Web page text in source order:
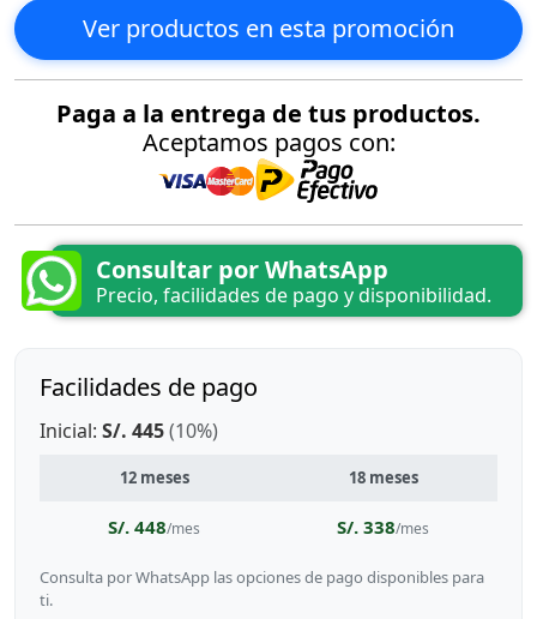
Ver productos en esta promoción
Paga a la entrega de tus productos.
Aceptamos pagos con:
Consultar por WhatsApp
Precio, facilidades de pago y disponibilidad.
Facilidades de pago
Inicial: S/. 445(10%)
12 meses 18 meses
S/. 448/mes S/. 338/mes
Consulta por WhatsApp las opciones de pago disponibles para
ti.